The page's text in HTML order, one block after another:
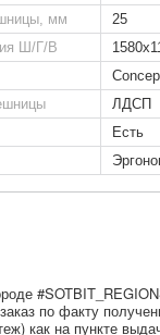
мм
25
Ш/Г/В
ЛДСП
Есть
по факту
как на пункте